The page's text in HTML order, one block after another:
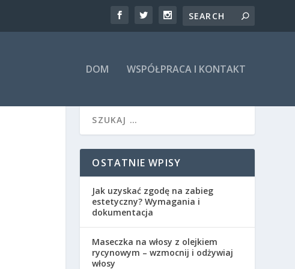
DOM WSPÓŁPRACA I KONTAKT
OSTATNIE WPISY
Jak uzyskać zgodę na zabieg
estetyczny? Wymagania i
dokumentacja
Maseczka na włosy z olejkiem
rycynowym – wzmocnij i odżywiaj
włosy